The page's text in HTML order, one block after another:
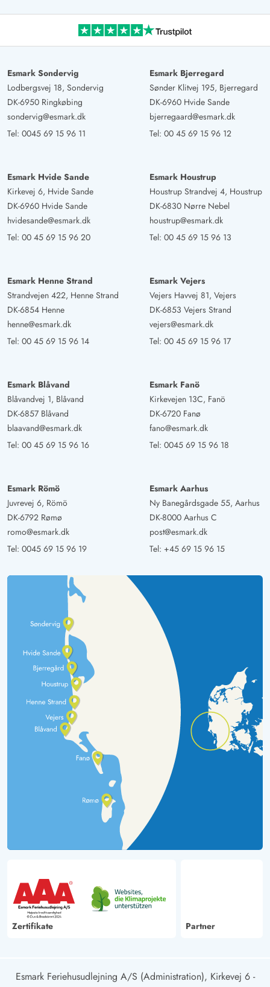
Esmark Sondervig
Lodbergsvej 18, Sondervig
DK-6950 Ringkøbing
sondervig@esmark.dk
Tel: 0045 69 15 96 11
Esmark Bjerregard
Sønder Klitvej 195, Bjerregard
DK-6960 Hvide Sande
bjerregaard@esmark.dk
Tel: 00 45 69 15 96 12
Esmark Hvide Sande
Kirkevej 6, Hvide Sande
DK-6960 Hvide Sande
hvidesande@esmark.dk
Tel: 00 45 69 15 96 20
Esmark Houstrup
Houstrup Strandvej 4, Houstrup
DK-6830 Nørre Nebel
houstrup@esmark.dk
Tel: 00 45 69 15 96 13
Esmark Henne Strand
Strandvejen 422, Henne Strand
DK-6854 Henne
henne@esmark.dk
Tel: 00 45 69 15 96 14
Esmark Vejers
Vejers Havvej 81, Vejers
DK-6853 Vejers Strand
vejers@esmark.dk
Tel: 00 45 69 15 96 17
Esmark Blåvand
Blåvandvej 1, Blåvand
DK-6857 Blåvand
blaavand@esmark.dk
Tel: 00 45 69 15 96 16
Esmark Fanö
Kirkevejen 13C, Fanö
DK-6720 Fanø
fano@esmark.dk
Tel: 0045 69 15 96 18
Esmark Römö
Juvrevej 6, Römö
DK-6792 Rømø
romo@esmark.dk
Tel: 0045 69 15 96 19
Esmark Aarhus
Ny Banegårdsgade 55, Aarhus
DK-8000 Aarhus C
post@esmark.dk
Tel: +45 69 15 96 15
Zertifikate Partner
Esmark Feriehusudlejning A/S (Administration), Kirkevej 6 -